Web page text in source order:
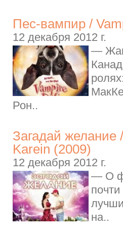
Пес-вампир /
12 декабря 2012 г.
—
Рон..
Загадай
Karein (2009)
12 декабря 2012 г.
— О
на..